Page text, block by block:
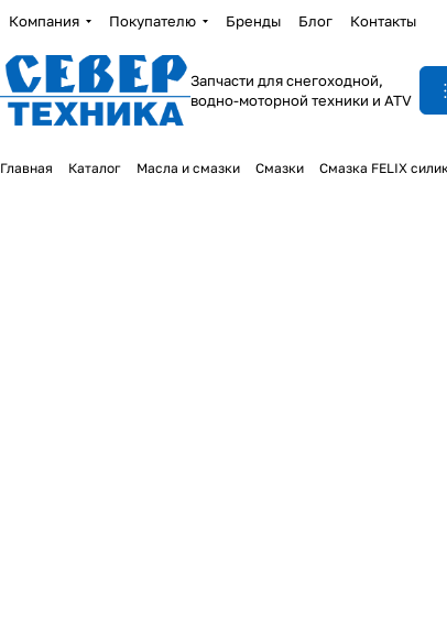
Компания Покупателю Бренды Блог Контакты
Запчасти для снегоходной,
водно-моторной техники и ATV
Главная Каталог Масла и смазки Смазки Смазка FELIX